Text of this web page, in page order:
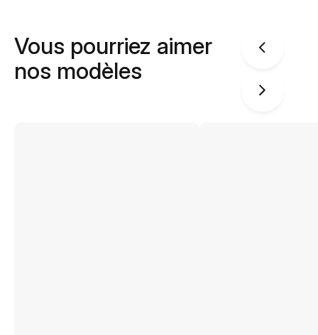
Vous pourriez aimer
nos modèles